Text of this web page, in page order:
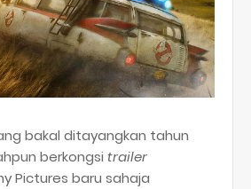
bakal ditayangkan tahun
berkongsi trailer
Pictures baru sahaja